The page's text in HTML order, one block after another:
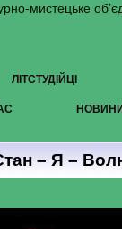
мистецьке
ЛІТСТУДІЙЦІ
НОВИНИ
– Я –